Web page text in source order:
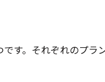
す。それぞれのプラ